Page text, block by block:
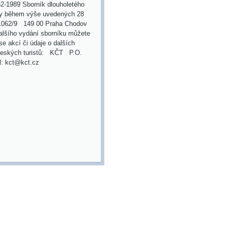
1989 Sborník dlouholetého
během výše uvedených 28
9 149 00 Praha Chodov
vydání sborníku můžete
akcí či údaje o dalších
turistů: KČT P.O.
kct@kct.cz